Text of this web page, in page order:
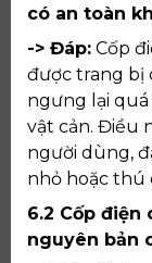
có an toàn
-> Đáp: Cốp
được trang bị
ngưng lại
vật cản. Điều
người dùng,
nhỏ hoặc thú
6.2 Cốp điện
nguyên bản